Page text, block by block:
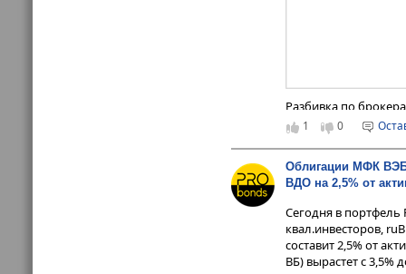
Разбивка по
размещению бумаг
банковских
1 0
Облигации МФК
ВДО на 2,5% от
Сегодня в
квал.инвесторов,
составит 2,5% от
ВБ) вырастет с 3,5%